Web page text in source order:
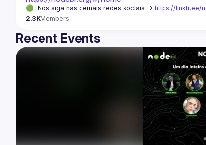
🟢  Nos siga nas demais redes sociais -> https://linktr.ee/
2.3KMembers
Recent Events